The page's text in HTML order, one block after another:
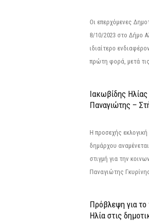
Οι επερχόμενες
8/10/2023 στο Δήμο
ιδιαίτερο
πρώτη φορά, μετά τις
Ιακωβίδης
Παναγιώτης –
Η προσεχής
δημάρχου
στιγμή για την
Παναγιώτης
Πρόβλεψη για
Ηλία στις